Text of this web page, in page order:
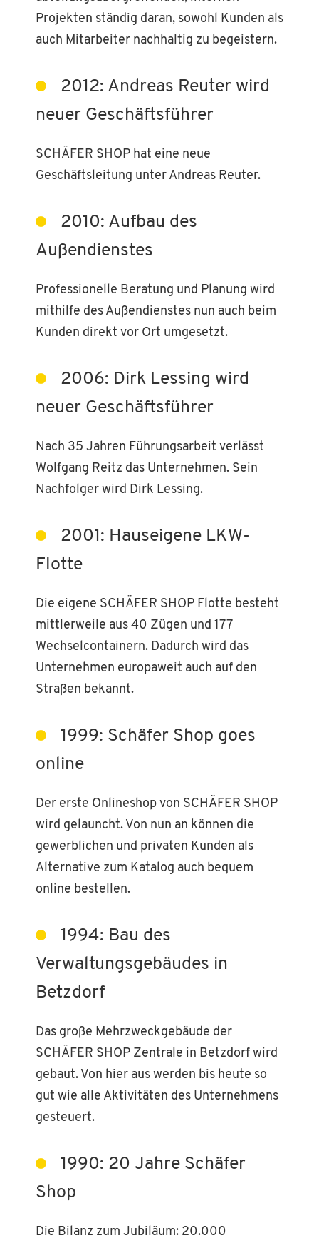
Projekten ständig daran, sowohl Kunden als
auch Mitarbeiter nachhaltig zu begeistern.
2012: Andreas Reuter wird
neuer Geschäftsführer
SCHÄFER SHOP hat eine neue
Geschäftsleitung unter Andreas Reuter.
2010: Aufbau des
Außendienstes
Professionelle Beratung und Planung wird
mithilfe des Außendienstes nun auch beim
Kunden direkt vor Ort umgesetzt.
2006: Dirk Lessing wird
neuer Geschäftsführer
Nach 35 Jahren Führungsarbeit verlässt
Wolfgang Reitz das Unternehmen. Sein
Nachfolger wird Dirk Lessing.
2001: Hauseigene LKW-
Flotte
Die eigene SCHÄFER SHOP Flotte besteht
mittlerweile aus 40 Zügen und 177
Wechselcontainern. Dadurch wird das
Unternehmen europaweit auch auf den
Straßen bekannt.
1999: Schäfer Shop goes
online
Der erste Onlineshop von SCHÄFER SHOP
wird gelauncht. Von nun an können die
gewerblichen und privaten Kunden als
Alternative zum Katalog auch bequem
online bestellen.
1994: Bau des
Verwaltungsgebäudes in
Betzdorf
Das große Mehrzweckgebäude der
SCHÄFER SHOP Zentrale in Betzdorf wird
gebaut. Von hier aus werden bis heute so
gut wie alle Aktivitäten des Unternehmens
gesteuert.
1990: 20 Jahre Schäfer
Shop
Die Bilanz zum Jubiläum: 20.000